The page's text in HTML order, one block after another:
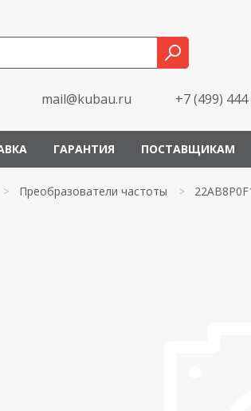
mail@kubau.ru +7 (499) 444
ГАРАНТИЯ ПОСТАВЩИКАМ
> Преобразователи частоты >